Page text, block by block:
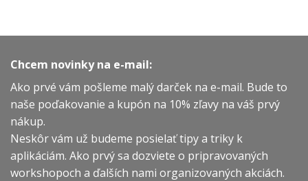
Chcem novinky na e-mail:
Ako prvé vám pošleme malý darček na e-mail. Bude to
naše poďakovanie a kupón na 10% zľavy na váš prvý
nákup.
Neskôr vám už budeme posielať tipy a triky k
aplikáciám. Ako prvý sa dozviete o pripravovaných
workshopoch a ďalších nami organizovaných akciách.